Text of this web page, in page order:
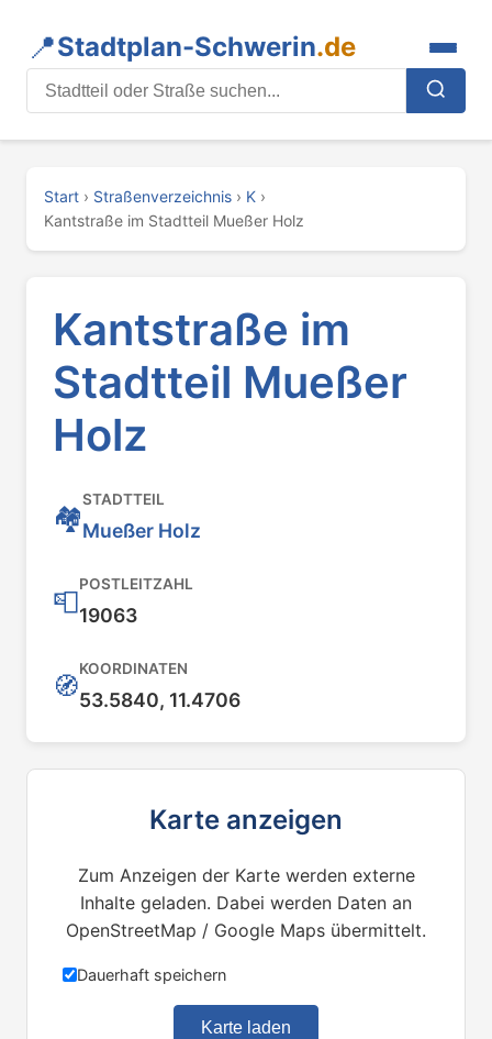
📍Stadtplan-Schwerin.de
Stadtteil oder Straße suchen
Start › Straßenverzeichnis › K ›
Kantstraße im Stadtteil Mueßer Holz
Kantstraße im
Stadtteil Mueßer
Holz
🏘️
STADTTEIL
Mueßer Holz
📮
POSTLEITZAHL
19063
🧭
KOORDINATEN
53.5840, 11.4706
Karte anzeigen
Zum Anzeigen der Karte werden externe
Inhalte geladen. Dabei werden Daten an
OpenStreetMap / Google Maps übermittelt.
Dauerhaft speichern
Karte laden